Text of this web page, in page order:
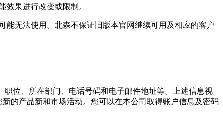
果进行改变或限制。
能无法使用。北森不保证旧版本官网继续可用及相应的客户
位、所在部门、电话号码和电子邮件地址等。上述信息视
的产品新和市场活动。您可以在本公司取得账户信息及密码